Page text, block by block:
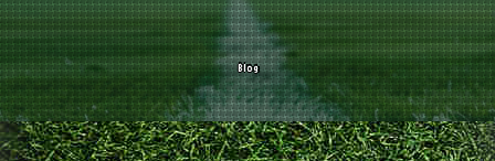
Blog